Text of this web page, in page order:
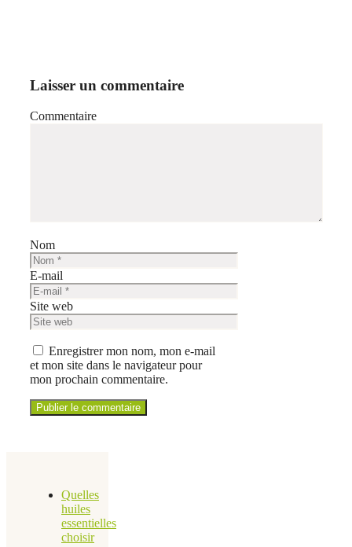
Laisser un commentaire
Commentaire
Nom
E-mail
Site web
Enregistrer mon nom, mon e-mail
et mon site dans le navigateur pour
mon prochain commentaire.
Quelles
huiles
essentielles
choisir